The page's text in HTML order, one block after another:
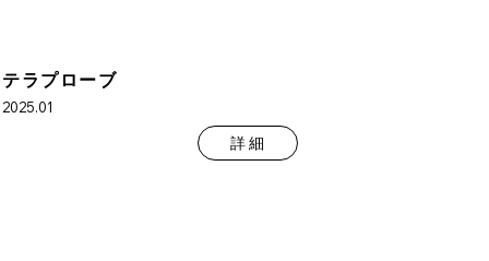
テラプローブ
2025.01
詳 細